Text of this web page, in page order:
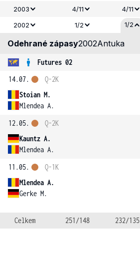
2003 4/11 4/11
2002 1/2 1/2
Odehrané zápasy2002Antuka
Futures 02
14.07.
Stoian M.
Mlendea A.
Q-2K
12.05.
Kauntz A.
Mlendea A.
Q-2K
11.05.
Mlendea A.
Gerke M.
Q-1K
Celkem 251/148 232/135